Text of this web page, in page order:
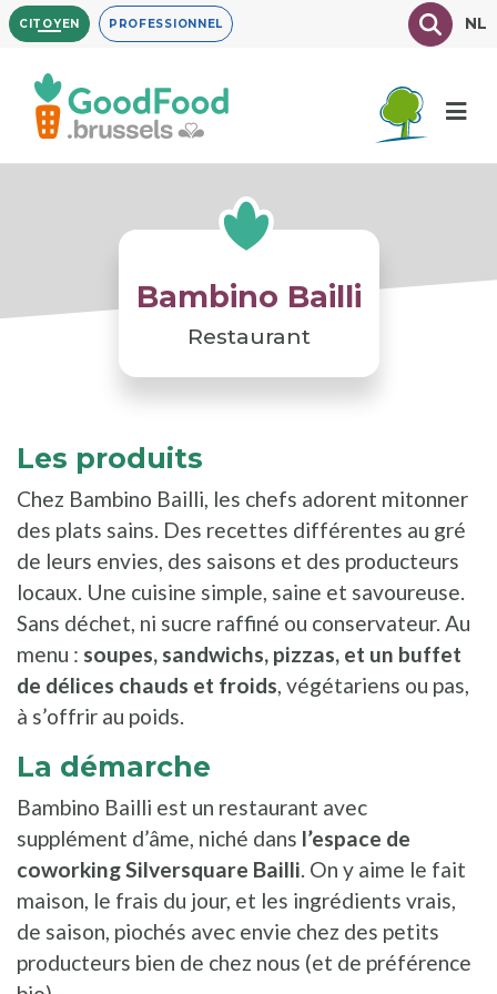
Aller
au
contenu
principal
CITOYEN PROFESSIONNEL TexteNL
Bambino Bailli
Restaurant
Les produits
Chez Bambino Bailli, les chefs adorent mitonner
des plats sains. Des recettes différentes au gré
de leurs envies, des saisons et des producteurs
locaux. Une cuisine simple, saine et savoureuse.
Sans déchet, ni sucre raffiné ou conservateur. Au
menu : soupes, sandwichs, pizzas, et un buffet
de délices chauds et froids, végétariens ou pas,
à s’offrir au poids.
La démarche
Bambino Bailli est un restaurant avec
supplément d’âme, niché dans l’espace de
coworking Silversquare Bailli. On y aime le fait
maison, le frais du jour, et les ingrédients vrais,
de saison, piochés avec envie chez des petits
producteurs bien de chez nous (et de préférence